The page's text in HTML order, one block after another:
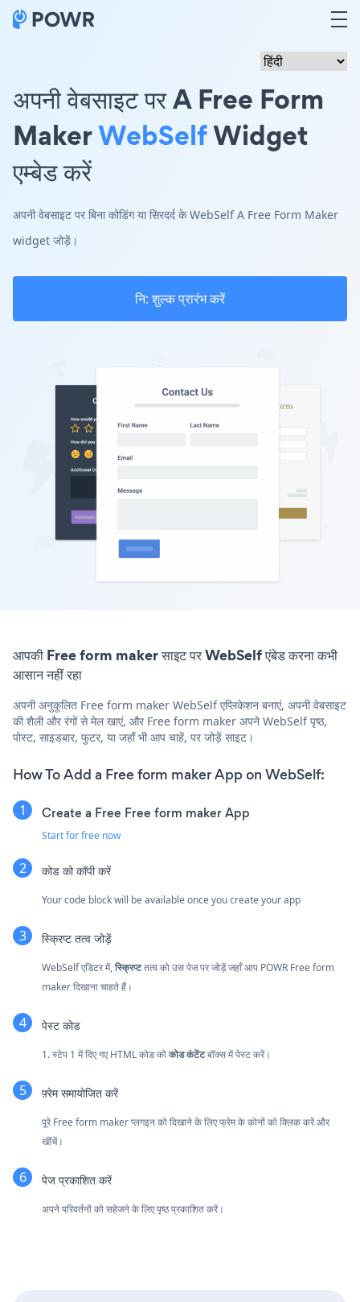
अपनी वेबसाइट पर A Free Form
MakerWebSelfWidget
एम्बेड करें
अपनी वेबसाइट पर बिना कोडिंग या सिरदर्द के WebSelf A Free Form Maker
widget जोड़ें।
नि: शुल्क प्रारंभ करें
आपकी Free form maker साइट पर WebSelf एंबेड करना कभी
आसान नहीं रहा
अपनी अनुकूलित Free form maker WebSelf एप्लिकेशन बनाएं, अपनी वेबसाइट
की शैली और रंगों से मेल खाएं, और Free form maker अपने WebSelf पृष्ठ,
पोस्ट, साइडबार, फुटर, या जहाँ भी आप चाहें, पर जोड़ें साइट।
How To Add a Free form maker App on WebSelf:
Create a Free Free form maker App
Start for free now
कोड को कॉपी करें
Your code block will be available once you create your app
स्क्रिप्ट तत्व जोड़ें
WebSelf एडिटर में,स्क्रिप्टतत्व को उस पेज पर जोड़ें जहाँ आप POWR Free form
maker दिखाना चाहते हैं।
पेस्ट कोड
1. स्टेप 1 में दिए गए HTML कोड कोकोड कंटेंटबॉक्स में पेस्ट करें।
फ़्रेम समायोजित करें
पूरे Free form maker प्लगइन को दिखाने के लिए फ्रेम के कोनों को क्लिक करें और
खींचें।
पेज प्रकाशित करें
अपने परिवर्तनों को सहेजने के लिए पृष्ठ प्रकाशित करें।